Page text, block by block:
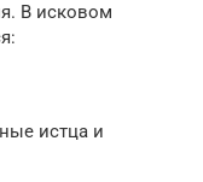
В исковом
истца и